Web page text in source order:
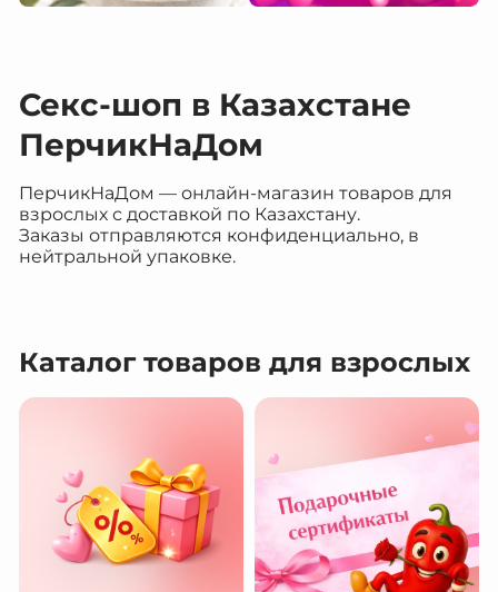
Секс-шоп в Казахстане
ПерчикНаДом
ПерчикНаДом — онлайн-магазин товаров для
взрослых с доставкой по Казахстану.
Заказы отправляются конфиденциально, в
нейтральной упаковке.
Каталог товаров для взрослых